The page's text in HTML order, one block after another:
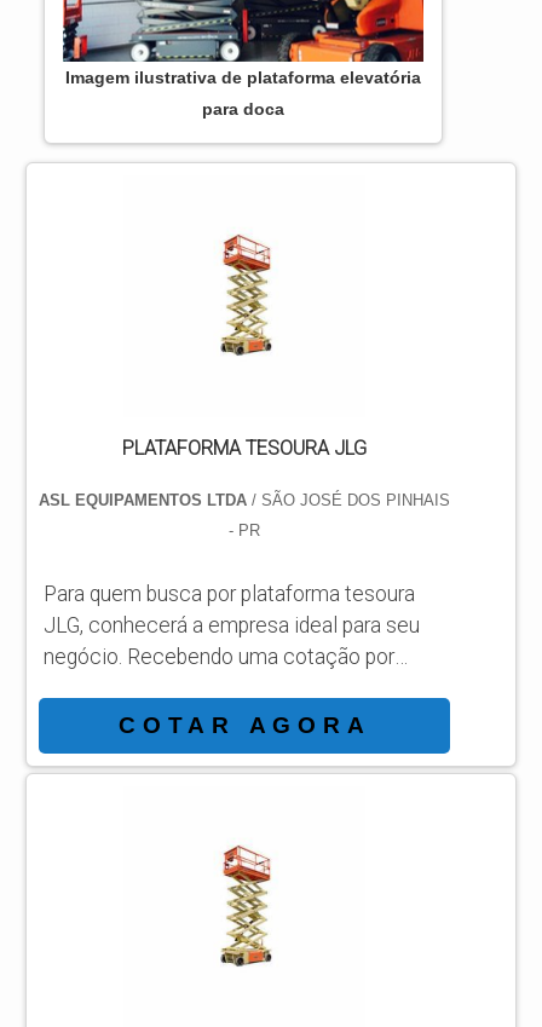
Imagem ilustrativa de plataforma elevatória
para doca
PLATAFORMA TESOURA JLG
ASL EQUIPAMENTOS LTDA/ SÃO JOSÉ DOS PINHAIS
- PR
Para quem busca por plataforma tesoura
JLG, conhecerá a empresa ideal para seu
negócio. Recebendo uma cotação por
conhecendo a sofisticação, qualidade e
preço justo em um só lugar. Quando o
assunto é plataforma tesoura JLG, com a
qualidade com qualidade e rapidez no
IMPORTANTES DE PLATAFORMA
eficientes de demonstr...
COTAR AGORA